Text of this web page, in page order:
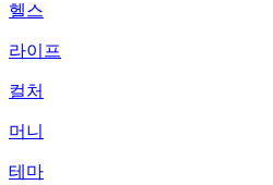
헬스
라이프
컬처
머니
테마